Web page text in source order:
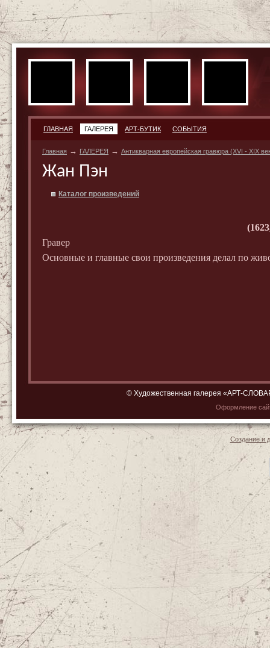
ГЛАВНАЯ ГАЛЕРЕЯ АРТ-БУТИК СОБЫТИЯ
Главная → ГАЛЕРЕЯ → Антикварная европейская гравюра (XVI - XIX
Жан Пэн
Каталог произведений
Гравер
Основные и главные свои произведения делал по
© Художественная галерея «АРТ-
Оформление
Создание и